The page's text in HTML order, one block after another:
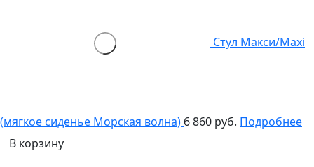
Стул Макси/Maxi
(мягкое сиденье Морская волна) 6 860 руб. Подробнее
В корзину